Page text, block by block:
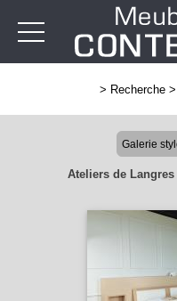
> Recherche >
Ateliers de Langres